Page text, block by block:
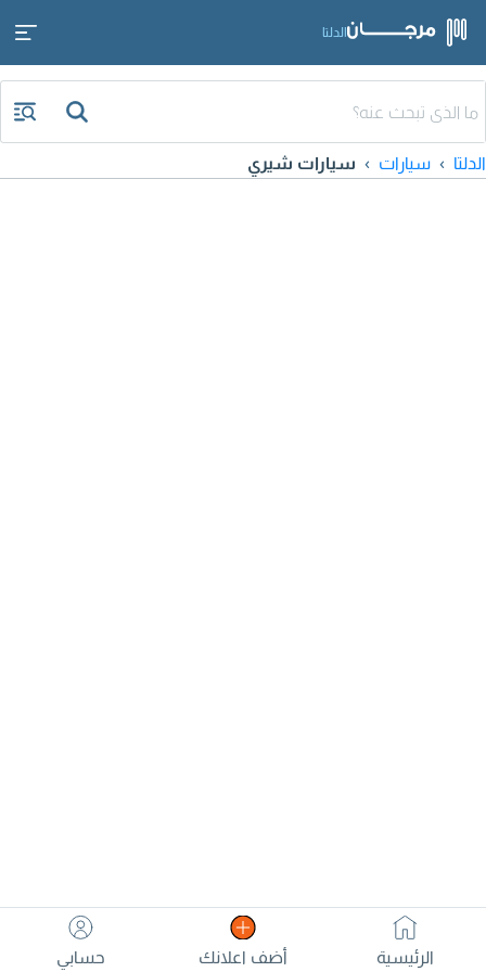
الدلتا
الدلتا سيارات سيارات شيري
الرئيسية أضف اعلانك حسابي